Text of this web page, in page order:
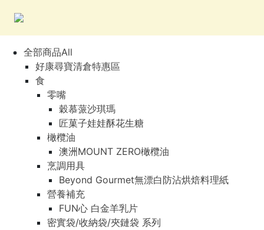
全部商品All
好康尋寶清倉特惠區
食
零嘴
穀慕蒎沙琪瑪
匠菓子娃娃酥花生糖
橄欖油
澳洲MOUNT ZERO橄欖油
烹調用具
Beyond Gourmet無漂白防沾烘焙料理紙
營養補充
FUN心 白金羊乳片
密實袋/收納袋/夾鏈袋 系列